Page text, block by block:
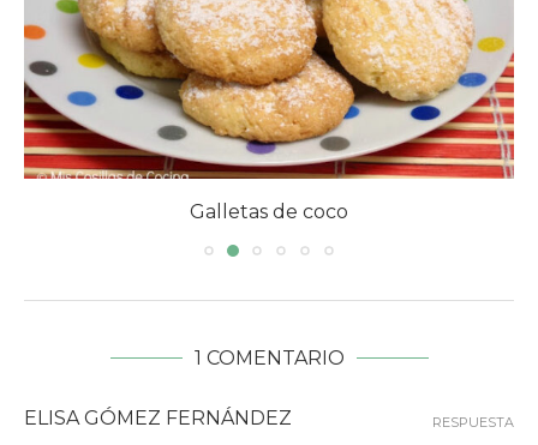
1 COMENTARIO
ELISA GÓMEZ FERNÁNDEZ RESPUESTA